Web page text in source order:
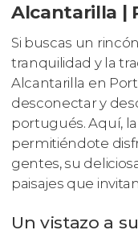
Alcantarilla |
Si buscas un
tranquilidad y la
Alcantarilla en
desconectar y
portugués. Aquí,
permitiéndote
gentes, su
paisajes que
Un vistazo a